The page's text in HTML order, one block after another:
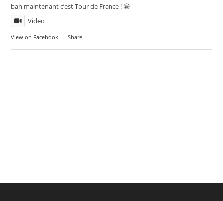
bah maintenant c’est Tour de France ! 😁
Video
View on Facebook · Share